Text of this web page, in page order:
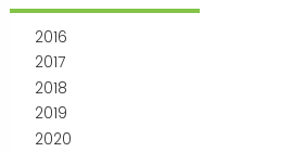
2016
2017
2018
2019
2020